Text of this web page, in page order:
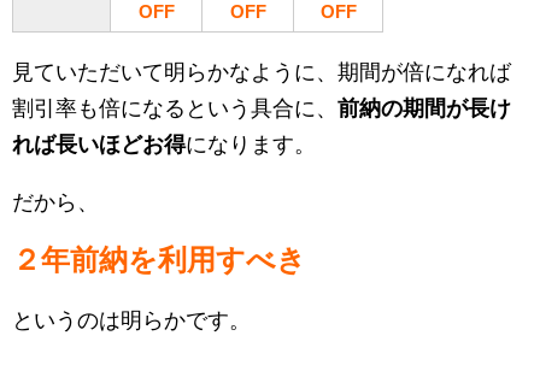
OFF
OFF
OFF
見ていただいて明らかなように、期間が倍になれば
割引率も倍になるという具合に、 前納の期間が長け
れば長いほどお得になります。
だから、
２年前納を利用すべき
というのは明らかです。